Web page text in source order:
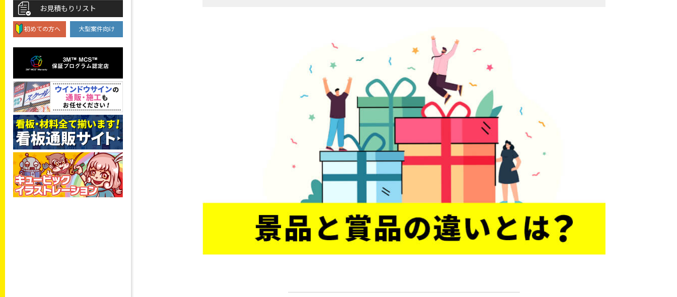
お見積もりリスト
初めての方へ 大型案件向け